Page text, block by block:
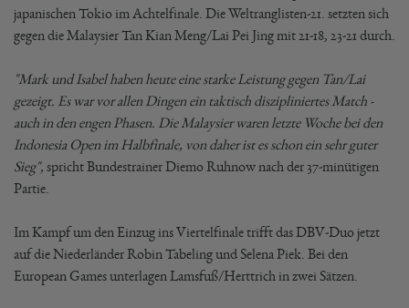
japanischen Tokio im Achtelfinale. Die Weltranglisten-21. setzten sich
gegen die Malaysier Tan Kian Meng/Lai Pei Jing mit 21-18, 23-21 durch.
"Mark und Isabel haben heute eine starke Leistung gegen Tan/Lai
gezeigt. Es war vor allen Dingen ein taktisch diszipliniertes Match -
auch in den engen Phasen. Die Malaysier waren letzte Woche bei den
Indonesia Open im Halbfinale, von daher ist es schon ein sehr guter
Sieg", spricht Bundestrainer Diemo Ruhnow nach der 37-minütigen
Partie.
Im Kampf um den Einzug ins Viertelfinale trifft das DBV-Duo jetzt
auf die Niederländer Robin Tabeling und Selena Piek. Bei den
European Games unterlagen Lamsfuß/Herttrich in zwei Sätzen.